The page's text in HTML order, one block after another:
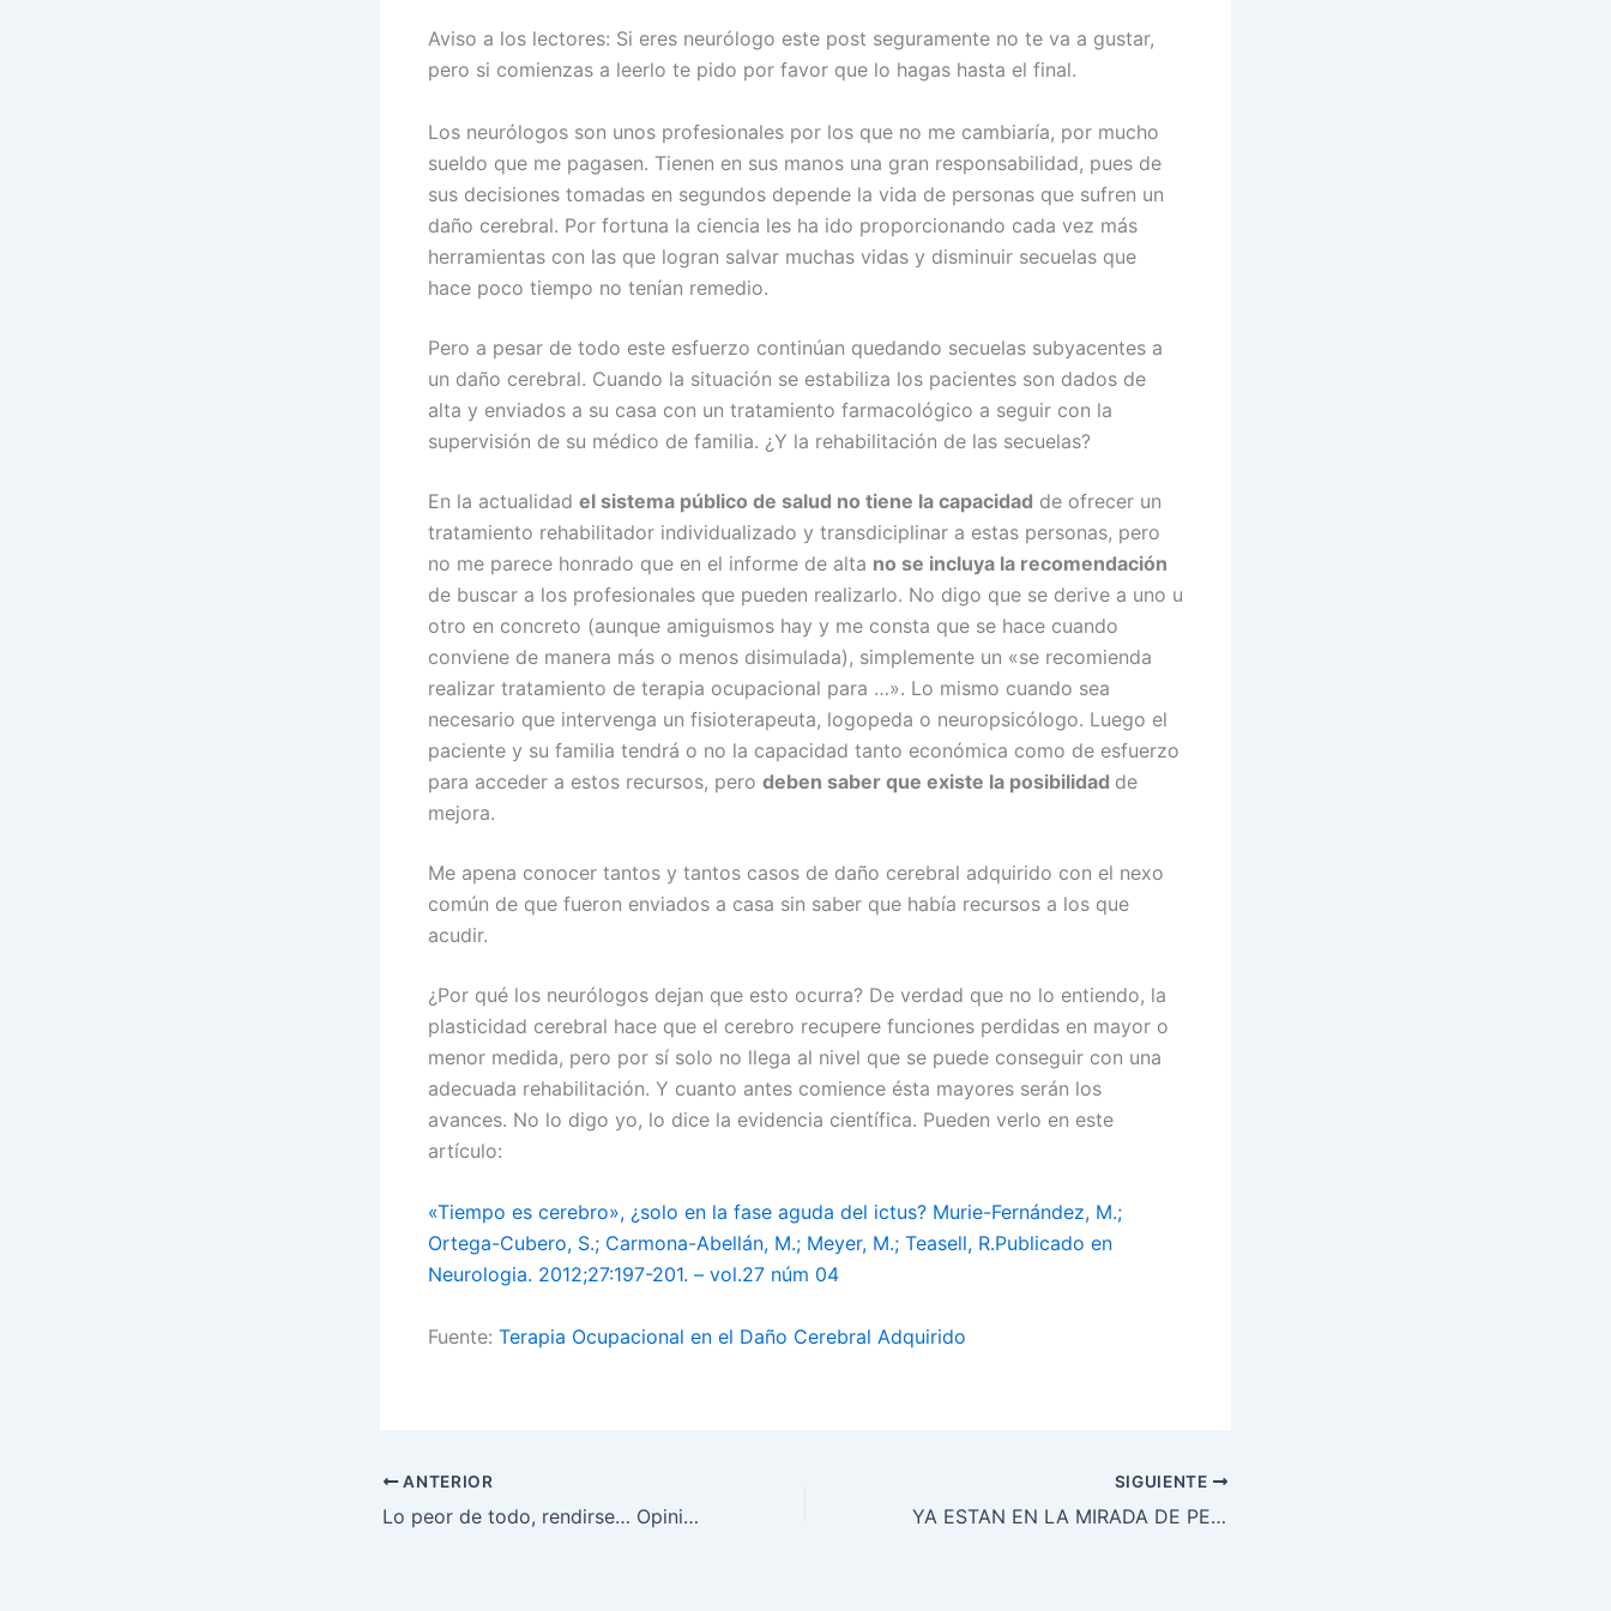
Aviso a los lectores: Si eres neurólogo este post seguramente no te va a gustar,
pero si comienzas a leerlo te pido por favor que lo hagas hasta el final.
Los neurólogos son unos profesionales por los que no me cambiaría, por mucho
sueldo que me pagasen. Tienen en sus manos una gran responsabilidad, pues de
sus decisiones tomadas en segundos depende la vida de personas que sufren un
daño cerebral. Por fortuna la ciencia les ha ido proporcionando cada vez más
herramientas con las que logran salvar muchas vidas y disminuir secuelas que
hace poco tiempo no tenían remedio.
Pero a pesar de todo este esfuerzo continúan quedando secuelas subyacentes a
un daño cerebral. Cuando la situación se estabiliza los pacientes son dados de
alta y enviados a su casa con un tratamiento farmacológico a seguir con la
supervisión de su médico de familia. ¿Y la rehabilitación de las secuelas?
En la actualidad el sistema público de salud no tiene la capacidad de ofrecer un
tratamiento rehabilitador individualizado y transdiciplinar a estas personas, pero
no me parece honrado que en el informe de alta no se incluya la recomendación
de buscar a los profesionales que pueden realizarlo. No digo que se derive a uno u
otro en concreto (aunque amiguismos hay y me consta que se hace cuando
conviene de manera más o menos disimulada), simplemente un «se recomienda
realizar tratamiento de terapia ocupacional para …». Lo mismo cuando sea
necesario que intervenga un fisioterapeuta, logopeda o neuropsicólogo. Luego el
paciente y su familia tendrá o no la capacidad tanto económica como de esfuerzo
para acceder a estos recursos, pero deben saber que existe la posibilidad de
mejora.
Me apena conocer tantos y tantos casos de daño cerebral adquirido con el nexo
común de que fueron enviados a casa sin saber que había recursos a los que
acudir.
¿Por qué los neurólogos dejan que esto ocurra? De verdad que no lo entiendo, la
plasticidad cerebral hace que el cerebro recupere funciones perdidas en mayor o
menor medida, pero por sí solo no llega al nivel que se puede conseguir con una
adecuada rehabilitación. Y cuanto antes comience ésta mayores serán los
avances. No lo digo yo, lo dice la evidencia científica. Pueden verlo en este
artículo:
«Tiempo es cerebro», ¿solo en la fase aguda del ictus? Murie-Fernández, M.;
Ortega-Cubero, S.; Carmona-Abellán, M.; Meyer, M.; Teasell, R.Publicado en
Neurologia. 2012;27:197-201. – vol.27 núm 04
Fuente: Terapia Ocupacional en el Daño Cerebral Adquirido
ANTERIOR
Lo peor de todo, rendirse… Opiniones sobre #CoachingPolitico
SIGUIENTE
YA ESTAN EN LA MIRADA DE PEDAGOGIA SISTEMICA